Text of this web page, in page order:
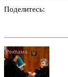
Поделитесь: